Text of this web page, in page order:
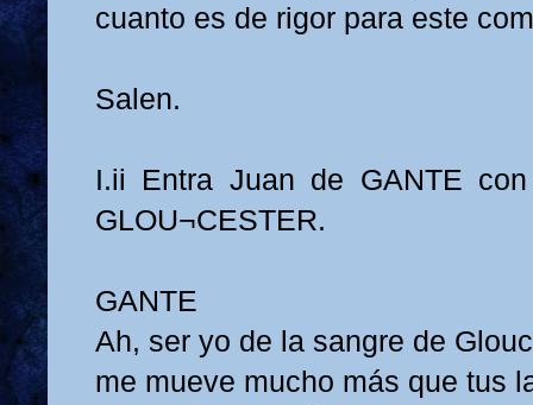
cuanto es de rigor para este
Salen.
I.ii Entra Juan de GANTE
GLOU¬CESTER.
GANTE
Ah, ser yo de la sangre de
me mueve mucho más que tus